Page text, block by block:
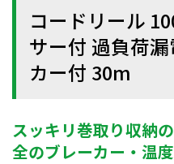
コードリール
サー付 過負荷
カー付 30m
スッキリ巻取り収納
全のブレーカー・温